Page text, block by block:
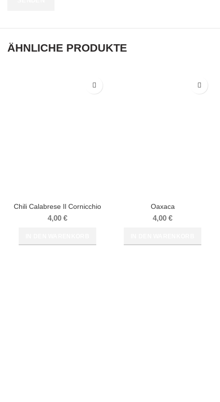
ÄHNLICHE PRODUKTE
Chili Calabrese Il Cornicchio
4,00 €
Oaxaca
4,00 €